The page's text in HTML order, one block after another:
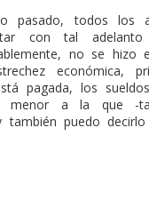
pasado, todos los
con tal
no se hizo
económica,
pagada, los
menor a la que -
puedo decirlo